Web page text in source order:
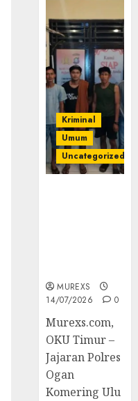
Kriminal
Umum
Uncategorized
MUREXS
14/07/2026
0
Murexs.com,
OKU Timur –
Jajaran Polres
Ogan
Komering Ulu